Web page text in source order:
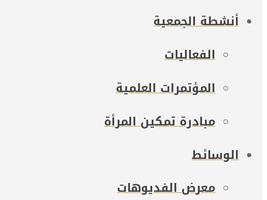
أنشطة الجمعية
الفعاليات
المؤتمرات العلمية
مبادرة تمكين المرأة
الوسائط
معرض الفديوهات